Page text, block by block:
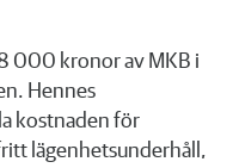
000 kronor av MKB i
Hennes
kostnaden för
lägenhetsunderhåll,